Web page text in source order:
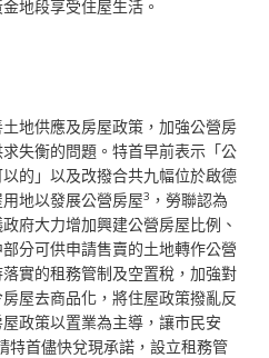
地段享受住屋生活。
地供應及房屋政策，加強公營房
失衡的問題。特首早前表示「公
的」以及改撥合共九幅位於啟德
地以發展公營房屋3 ，勞聯認為
府大力增加興建公營房屋比例、
分可供申請售賣的土地轉作公營
實的租務管制及空置稅，加強對
屋去商品化，將住屋政策撥亂反
政策以置業為主導，讓市民安
特首儘快兌現承諾，設立租務管